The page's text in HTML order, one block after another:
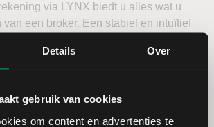
Details Over
gebruik van cookies
om content en advertenties te
via LYNX biedt u alles wat u
van een broker. Een stabiel en intuïtief
van beleggingsproducten en